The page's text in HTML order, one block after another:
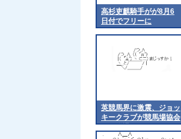
高杉吏麒騎手がが8月6
日付でフリーに
英競馬界に激震、ジョッ
キークラブが競馬場協会
から脱退